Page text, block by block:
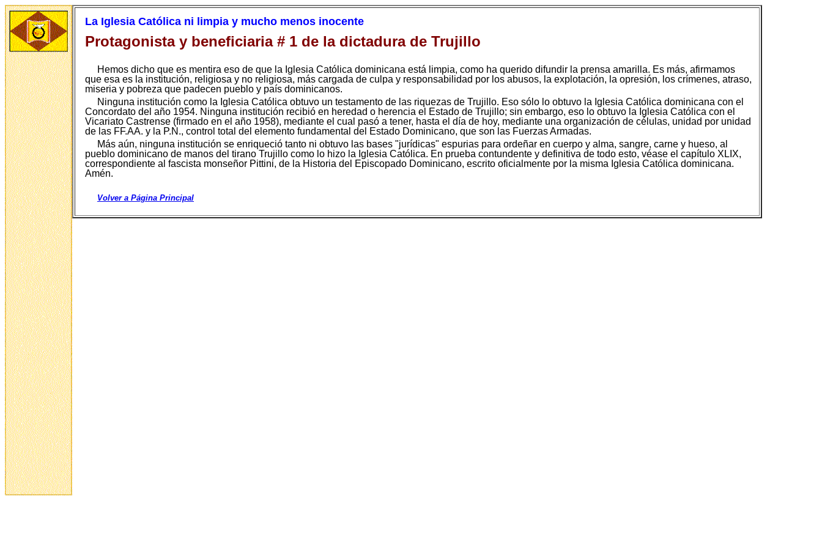
La Iglesia Católica ni limpia y mucho menos inocente
Protagonista y beneficiaria # 1 de la dictadura de Trujillo
Hemos dicho que es mentira eso de que la Iglesia Católica dominicana está limpia, como ha querido difundir la prensa amarilla. Es más, afirmamos
que esa es la institución, religiosa y no religiosa, más cargada de culpa y responsabilidad por los abusos, la explotación, la opresión, los crímenes, atraso,
miseria y pobreza que padecen pueblo y país dominicanos.
Ninguna institución como la Iglesia Católica obtuvo un testamento de las riquezas de Trujillo. Eso sólo lo obtuvo la Iglesia Católica dominicana con el
Concordato del año 1954. Ninguna institución recibió en heredad o herencia el Estado de Trujillo; sin embargo, eso lo obtuvo la Iglesia Católica con el
Vicariato Castrense (firmado en el año 1958), mediante el cual pasó a tener, hasta el día de hoy, mediante una organización de células, unidad por unidad
de las FF.AA. y la P.N., control total del elemento fundamental del Estado Dominicano, que son las Fuerzas Armadas.
Más aún, ninguna institución se enriqueció tanto ni obtuvo las bases "jurídicas" espurias para ordeñar en cuerpo y alma, sangre, carne y hueso, al
pueblo dominicano de manos del tirano Trujillo como lo hizo la Iglesia Católica. En prueba contundente y definitiva de todo esto, véase el capítulo XLIX,
correspondiente al fascista monseñor Pittini, de la Historia del Episcopado Dominicano, escrito oficialmente por la misma Iglesia Católica dominicana.
Amén.
Volver a Página Principal